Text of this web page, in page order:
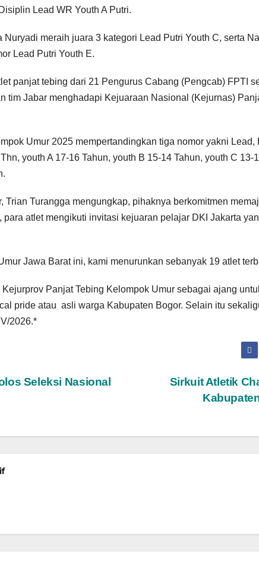
Lead WR Youth A Putri.
Nuryadi meraih juara 3 kategori Lead Putri Youth C, serta
Lead Putri Youth E.
panjat tebing dari 21 Pengurus Cabang (Pengcab) FPTI
tim Jabar menghadapi Kejuaraan Nasional (Kejurnas)
Umur 2025 mempertandingkan tiga nomor yakni Lead,
youth A 17-16 Tahun, youth B 15-14 Tahun, youth C 13-
Trian Turangga mengungkap, pihaknya berkomitmen
para atlet mengikuti invitasi kejuaran pelajar DKI Jakarta
Jawa Barat ini, kami menurunkan sebanyak 19 atlet
Panjat Tebing Kelompok Umur sebagai ajang
pride atau asli warga Kabupaten Bogor. Selain itu
2026.*
Sirkuit Atletik
Seleksi Nasional